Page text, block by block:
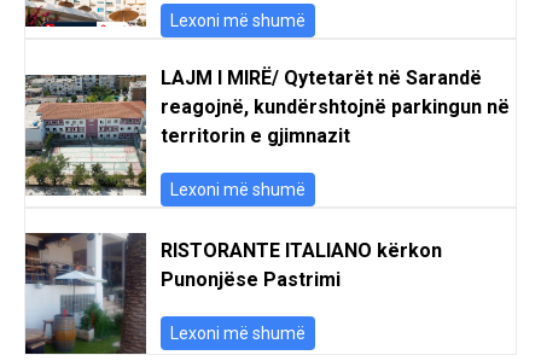
Lexoni më shumë
LAJM I MIRË/ Qytetarët në Sarandë
reagojnë, kundërshtojnë parkingun në
territorin e gjimnazit
Lexoni më shumë
RISTORANTE ITALIANO kërkon
Punonjëse Pastrimi
Lexoni më shumë